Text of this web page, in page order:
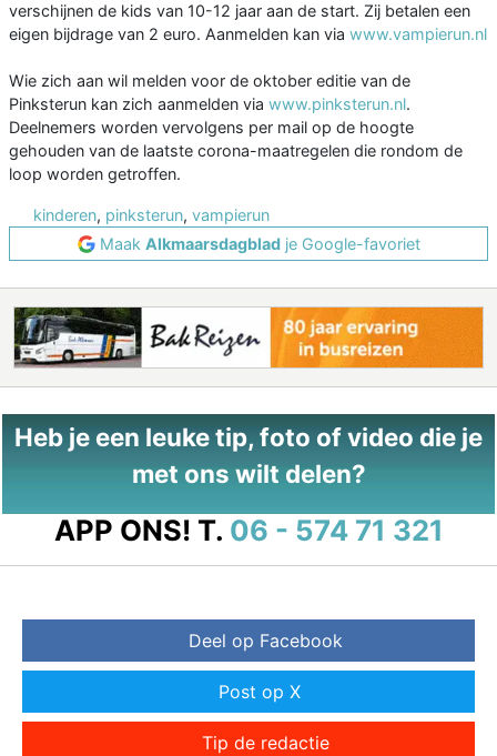
verschijnen de kids van 10-12 jaar aan de start. Zij betalen een
eigen bijdrage van 2 euro. Aanmelden kan via www.vampierun.nl
Wie zich aan wil melden voor de oktober editie van de
Pinksterun kan zich aanmelden via www.pinksterun.nl.
Deelnemers worden vervolgens per mail op de hoogte
gehouden van de laatste corona-maatregelen die rondom de
loop worden getroffen.
kinderen, pinksterun, vampierun
Maak Alkmaarsdagbladje Google-favoriet
Heb je een leuke tip, foto of video die je
met ons wilt delen?
APP ONS! T. 06 - 574 71 321
Deel op Facebook
Post op X
Tip de redactie